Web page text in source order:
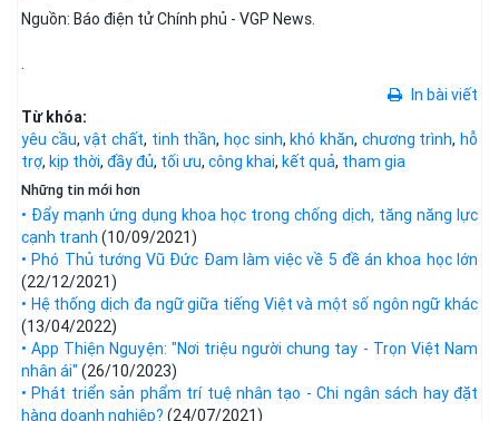
Nguồn: Báo điện tử Chính phủ - VGP News.
.
In bài viết
Từ khóa:
yêu cầu,vật chất, tinh thần,học sinh,khó khăn, chương trình,hỗ
trợ, kịp thời, đầy đủ, tối ưu, công khai, kết quả, tham gia
Những tin mới hơn
• Đẩy mạnh ứng dụng khoa học trong chống dịch, tăng năng lực
cạnh tranh (10/09/2021)
• Phó Thủ tướng Vũ Đức Đam làm việc về 5 đề án khoa học lớn
(22/12/2021)
• Hệ thống dịch đa ngữ giữa tiếng Việt và một số ngôn ngữ khác
(13/04/2022)
• App Thiện Nguyện: "Nơi triệu người chung tay - Trọn Việt Nam
nhân ái" (26/10/2023)
• Phát triển sản phẩm trí tuệ nhân tạo - Chi ngân sách hay đặt
hàng doanh nghiệp? (24/07/2021)